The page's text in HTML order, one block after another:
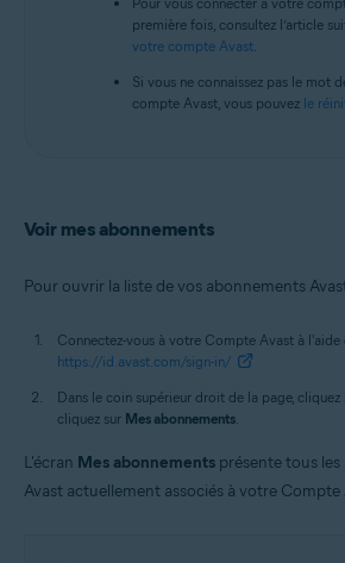
première fois, consultez l’article
votre compte Avast.
Si vous ne connaissez pas le mot
compte Avast, vous pouvez le
Voir mes abonnements
Pour ouvrir la liste de vos abonnements
Connectez-vous à votre Compte Avast à l'aide
https://id.avast.com/sign-in/
Dans le coin supérieur droit de la page, cliquez
cliquez sur Mes abonnements.
L'écran Mes abonnements présente tous les
Avast actuellement associés à votre Compte